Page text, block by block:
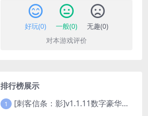
好玩(0) 一般(0) 无趣(0)
对本游戏评价
排行榜展示
1 [刺客信条：影]v1.1.11数字豪华版全DLC